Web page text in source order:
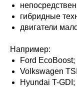
гибридные
двигатели
Например:
Ford EcoBoost;
Volkswagen
Hyundai T-GDI;